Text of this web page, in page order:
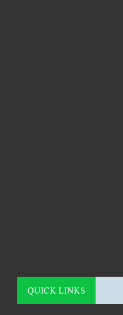
QUICK LINKS